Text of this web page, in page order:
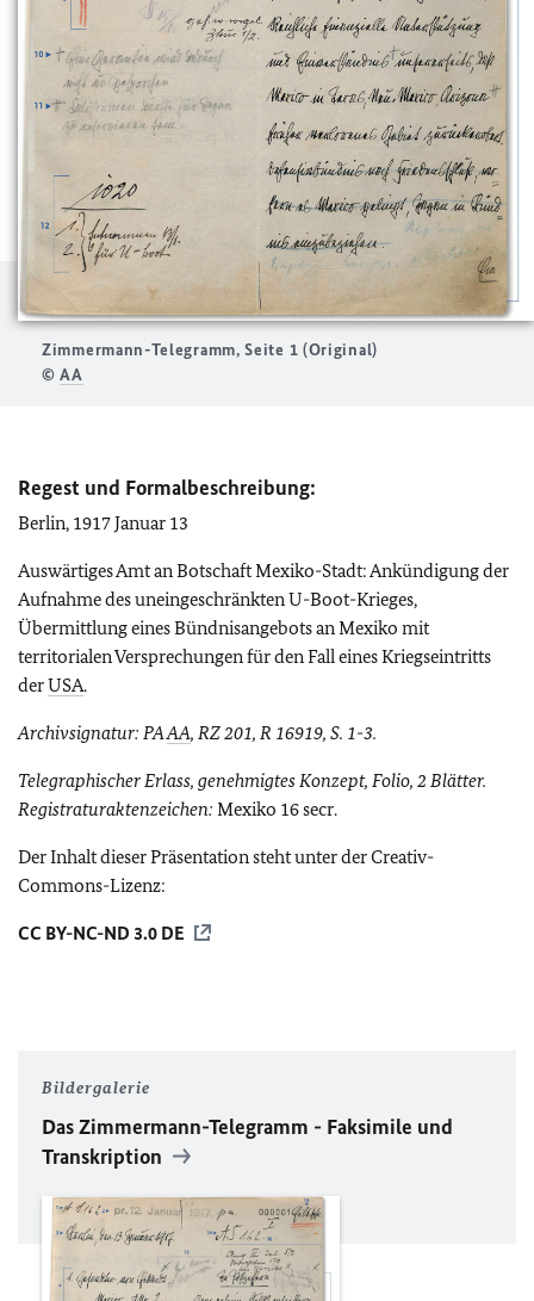
Zimmermann-Telegramm, Seite 1 (Original)
©AA
Regest und Formalbeschreibung:
Berlin, 1917 Januar 13
Auswärtiges Amt an Botschaft Mexiko-Stadt: Ankündigung der
Aufnahme des uneingeschränkten U-Boot-Krieges,
Übermittlung eines Bündnisangebots an Mexiko mit
territorialen Versprechungen für den Fall eines Kriegseintritts
derUSA.
Archivsignatur: PAAA, RZ 201, R 16919, S. 1-3.
Telegraphischer Erlass, genehmigtes Konzept, Folio, 2 Blätter.
Registraturaktenzeichen: Mexiko 16 secr.
Der Inhalt dieser Präsentation steht unter der Creativ-
Commons-Lizenz:
CC BY-NC-ND 3.0 DE
Bildergalerie
Das Zimmermann-Telegramm - Faksimile und
Transkription